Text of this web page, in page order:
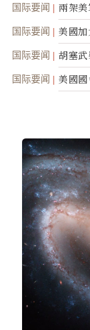
国际要闻
兩架
蹤
国际要闻
美國
民權
国际要闻
胡塞
面入
国际要闻 美國